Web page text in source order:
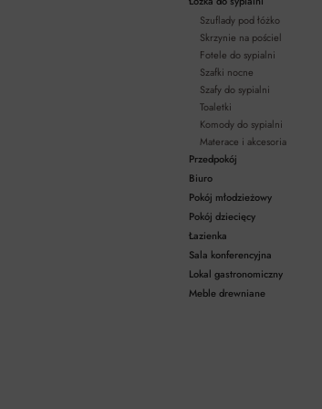
Szuflady pod łóżko
Skrzynie na pościel
Fotele do sypialni
Szafki nocne
Szafy do sypialni
Toaletki
Komody do sypialni
Materace i akcesoria
Przedpokój
Biuro
Pokój młodzieżowy
Pokój dziecięcy
Łazienka
Sala konferencyjna
Lokal gastronomiczny
Meble drewniane